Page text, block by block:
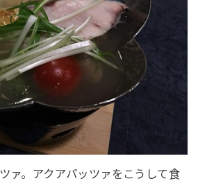
ァ。アクアパッツァをこうして食